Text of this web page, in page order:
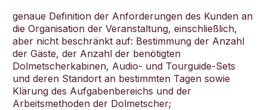
genaue Definition der Anforderungen des Kunden an
die Organisation der Veranstaltung, einschließlich,
aber nicht beschränkt auf: Bestimmung der Anzahl
der Gäste, der Anzahl der benötigten
Dolmetscherkabinen, Audio- und Tourguide-Sets
und deren Standort an bestimmten Tagen sowie
Klärung des Aufgabenbereichs und der
Arbeitsmethoden der Dolmetscher;